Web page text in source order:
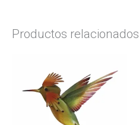
Productos relacionados